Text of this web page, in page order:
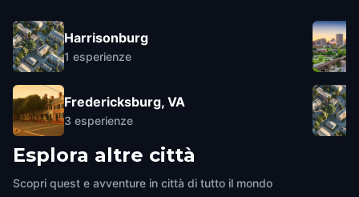
Harrisonburg
1 esperienze
Fredericksburg, VA
3 esperienze
Esplora altre città
Scopri quest e avventure in città di tutto il mondo